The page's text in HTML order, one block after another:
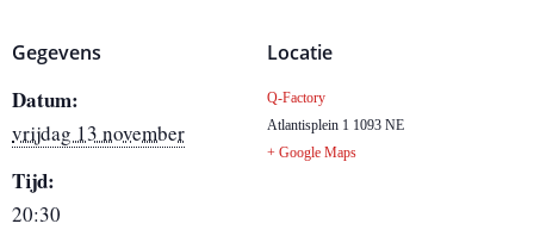
Gegevens
Datum:
vrijdag 13 november
Tijd:
20:30
Locatie
Q-Factory
Atlantisplein 1 1093 NE
+ Google Maps